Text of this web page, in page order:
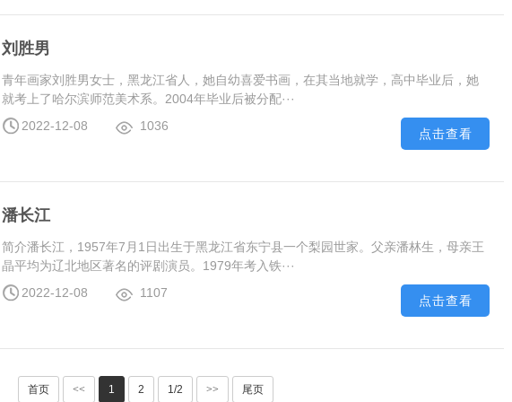
刘胜男
青年画家刘胜男女士，黑龙江省人，她自幼喜爱书画，在其当地就学，高中毕业后，她
就考上了哈尔滨师范美术系。2004年毕业后被分配···
2022-12-08
1036
点击查看
潘长江
简介潘长江，1957年7月1日出生于黑龙江省东宁县一个梨园世家。父亲潘林生，母亲王
晶平均为辽北地区著名的评剧演员。1979年考入铁···
2022-12-08
1107
点击查看
首页 << 1 2 1/2 >> 尾页